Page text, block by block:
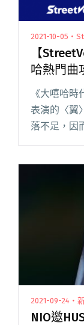
2021-10-05・
【
哈熱門曲攻榜 落日飛車黃
新作
《大嘻哈
表演的〈翼
落不足，因
加上更多饒
榜取得不
歌週報】
浩庭首發台
2021-09-24・
NIO邀